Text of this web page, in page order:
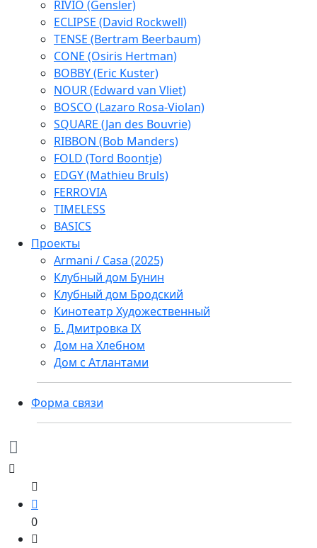
RIVIO (Gensler)
ECLIPSE (David Rockwell)
TENSE (Bertram Beerbaum)
CONE (Osiris Hertman)
BOBBY (Eric Kuster)
NOUR (Edward van Vliet)
BOSCO (Lazaro Rosa-Violan)
SQUARE (Jan des Bouvrie)
RIBBON (Bob Manders)
FOLD (Tord Boontje)
EDGY (Mathieu Bruls)
FERROVIA
TIMELESS
BASICS
Проекты
Armani / Casa (2025)
Клубный дом Бунин
Клубный дом Бродский
Кинотеатр Художественный
Б. Дмитровка IX
Дом на Хлебном
Дом с Атлантами
Форма связи
0